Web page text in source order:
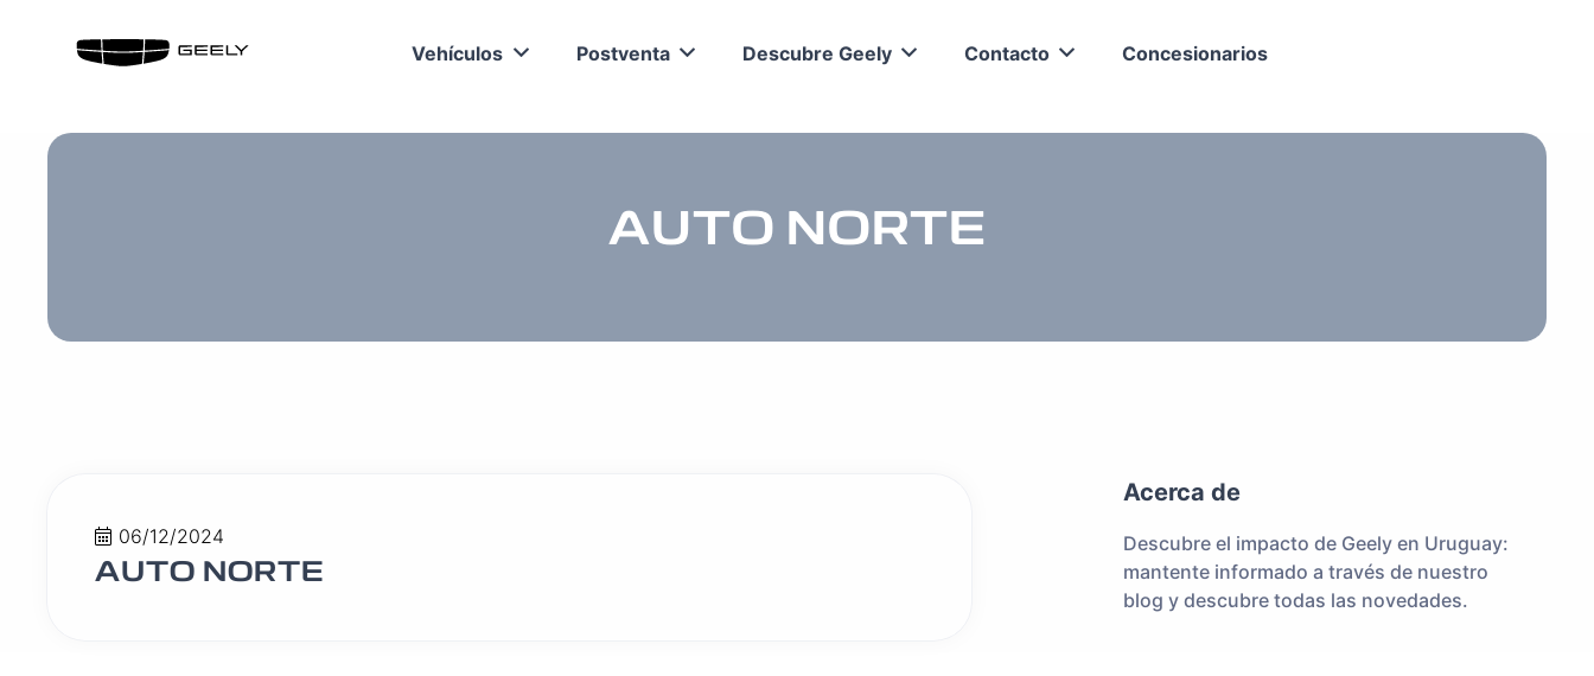
Vehículos Postventa Descubre Geely Contacto Concesionarios
AUTO NORTE
06/12/2024
AUTO NORTE
Acerca de
Descubre el impacto de Geely en Uruguay:
mantente informado a través de nuestro
blog y descubre todas las novedades.